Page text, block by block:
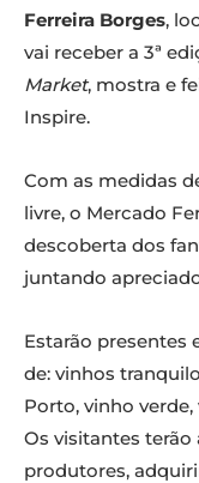
Ferreira Borges,
vai receber a 3ª
Market, mostra e
Inspire.
Com as medidas
livre, o Mercado
descoberta dos
juntando
Estarão presentes
de: vinhos
Porto, vinho
Os visitantes
produtores,